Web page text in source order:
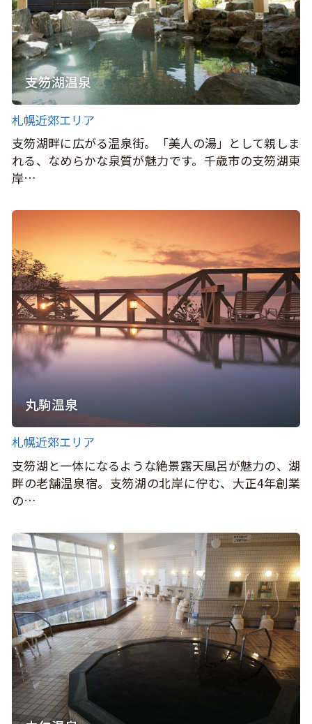
支笏湖温泉
札幌近郊エリア
支笏湖畔に広がる温泉街。「美人の湯」として親しま
れる、なめらかな泉質が魅力です。千歳市の支笏湖東
岸…
丸駒温泉
札幌近郊エリア
支笏湖と一体になるような絶景露天風呂が魅力の、湖
畔の老舗温泉宿。支笏湖の北岸に佇む、大正4年創業
の…